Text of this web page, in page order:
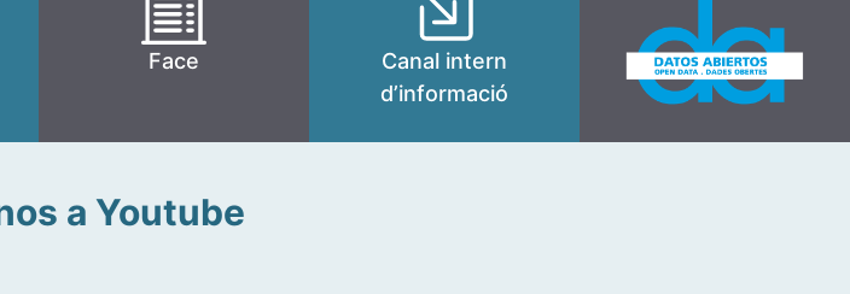
Face
Canal intern
d’informació
a Youtube